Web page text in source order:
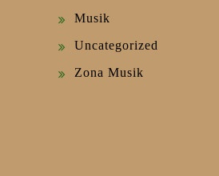
Musik
Uncategorized
Zona Musik